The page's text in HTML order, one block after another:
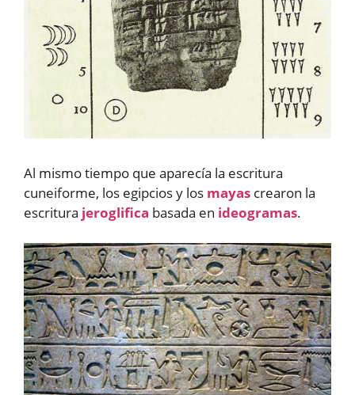
Al mismo tiempo que aparecía la escritura
cuneiforme, los egipcios y los mayas crearon la
escritura jeroglifica basada en ideogramas.